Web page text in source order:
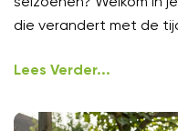
die verandert met de
Lees Verder...